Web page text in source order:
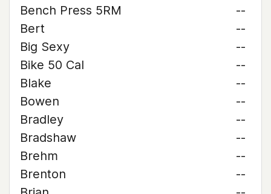
Bench Press 5RM
--
Bert
--
Big Sexy
--
Bike 50 Cal
--
Blake
--
Bowen
--
Bradley
--
Bradshaw
--
Brehm
--
Brenton
--